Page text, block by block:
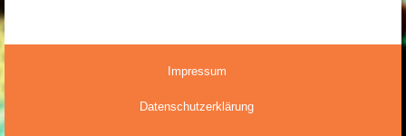
Impressum
Datenschutzerklärung